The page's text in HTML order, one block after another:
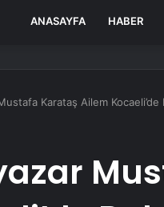
ANASAYFA HABER
Karataş Ailem Kocaeli’de